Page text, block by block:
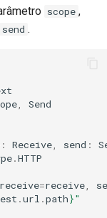
Redirect
scope ,
send .
Send
: Receive send :
.HTTP
receive=receive
.url .path}"